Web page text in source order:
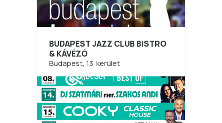
BUDAPEST JAZZ CLUB BISTRO
& KÁVÉZÓ
Budapest, 13. kerület